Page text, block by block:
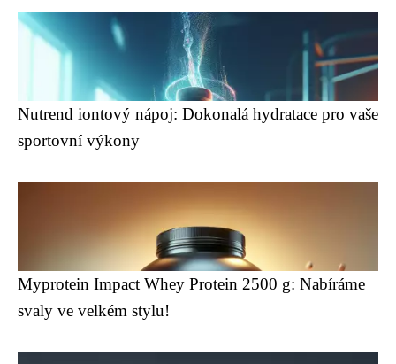
Nutrend iontový nápoj: Dokonalá hydratace pro vaše
sportovní výkony
Myprotein Impact Whey Protein 2500 g: Nabíráme
svaly ve velkém stylu!